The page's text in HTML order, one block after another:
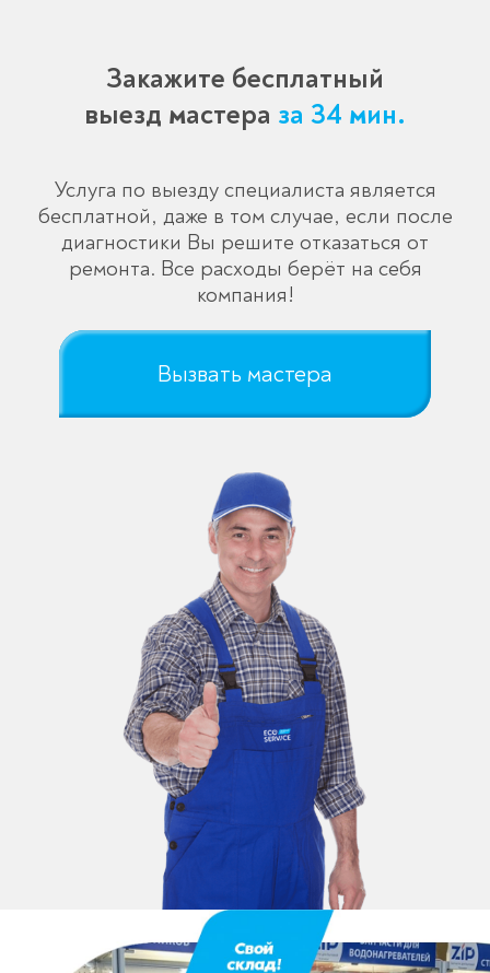
Закажите бесплатный
выезд мастера за 34 мин.
Услуга по выезду специалиста является
бесплатной, даже в том случае, если после
диагностики Вы решите отказаться от
ремонта. Все расходы берёт на себя
компания!
Вызвать мастера